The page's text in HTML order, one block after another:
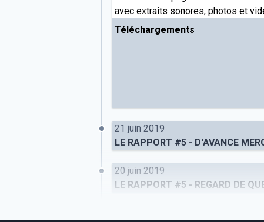
avec extraits sonores, photos et
Téléchargements
21 juin 2019
LE RAPPORT #5 - D'AVANCE
20 juin 2019
LE RAPPORT #5 - REGARD DE